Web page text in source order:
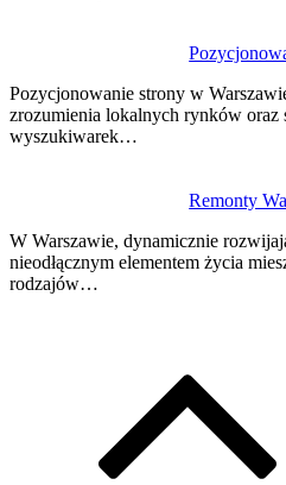
Pozycjonowanie strony w
zrozumienia lokalnych rynków oraz
wyszukiwarek…
Remonty
W Warszawie, dynamicznie
nieodłącznym elementem życia
rodzajów…